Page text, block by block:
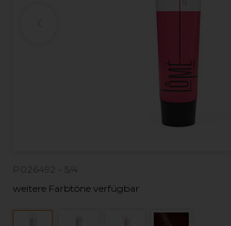
P026492 - 5/4
weitere Farbtöne verfügbar